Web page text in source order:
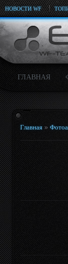
НОВОСТИ WF
ГЛАВНАЯ
Главная»